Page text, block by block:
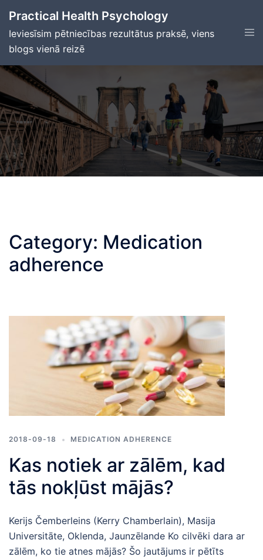
content
Practical Health Psychology
Ieviesīsim pētniecības rezultātus praksē, viens
blogs vienā reizē
Category: Medication
adherence
2018-09-18 MEDICATION ADHERENCE
Kas notiek ar zālēm, kad
tās nokļūst mājās?
Kerijs Čemberleins (Kerry Chamberlain), Masija
Universitāte, Oklenda, Jaunzēlande Ko cilvēki dara ar
zālēm, ko tie atnes mājās? Šo jautājums ir pētīts